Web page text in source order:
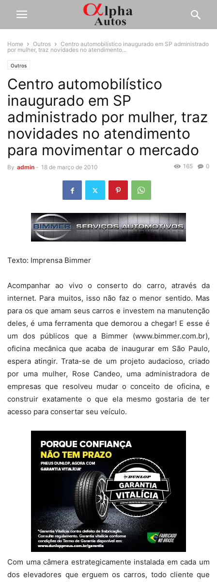
Home Outros
Centro automobilístico inaugurado em SP administrado
por mulher, traz novidades no atendimento...
Outros
Centro automobilístico
inaugurado em SP
administrado por mulher, traz
novidades no atendimento
para movimentar o mercado
By admin - 18 de março de 2010 0
165
Texto: Imprensa Bimmer
Acompanhar ao vivo o conserto do carro, através da
internet. Para muitos, isso não faz o menor sentido. Mas
para os que amam seus carros e investem na manutenção
deles, é uma ferramenta que demorou a chegar! E esse é
um dos públicos que a Bimmer (www.bimmer.com.br),
oficina mecânica que acaba de inaugurar em São Paulo,
espera atingir. Trata-se de um projeto audacioso, criado
por uma mulher, Rose Candeo, uma administradora de
empresas que resolveu mudar o conceito de oficina, e
construir exatamente o que ela mesmo gostaria de ter
acesso para consertar seu veículo.
Com uma câmera estrategicamente instalada em cada um
dos elevadores que erguem os carros, todo cliente que